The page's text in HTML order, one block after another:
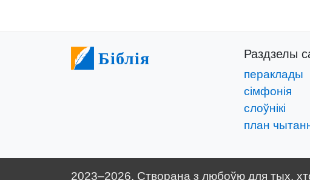
Біблія Раздзелы
пераклады
сімфонія
слоўнікі
план
2023–2026. Створана з любоўю для тых,